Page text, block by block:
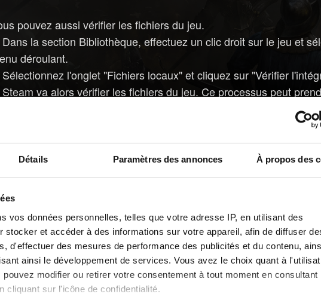
Détails Paramètres des annonces À propos des
vos données personnelles, telles que votre adresse IP, en utilisant des
stocker et accéder à des informations sur votre appareil, afin de diffuser
d'effectuer des mesures de performance des publicités et du contenu,
ainsi le développement de services. Vous avez le choix quant à
modifier ou retirer votre consentement à tout moment en consultant
cliquant sur l'icône de confidentialité.
pouvez aussi vérifier les fichiers du jeu.
Dans la section Bibliothèque, effectuez un clic droit sur le jeu et
déroulant.
l'onglet "Fichiers locaux" et cliquez sur "Vérifier
va alors vérifier les fichiers du jeu. Ce processus peut
d'aide ? Connectez-vous sur votre compte